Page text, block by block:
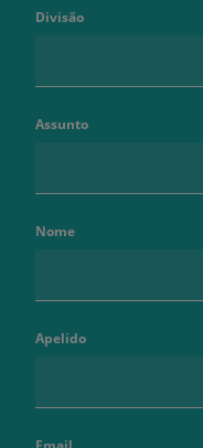
Divisão
Assunto
Nome
Apelido